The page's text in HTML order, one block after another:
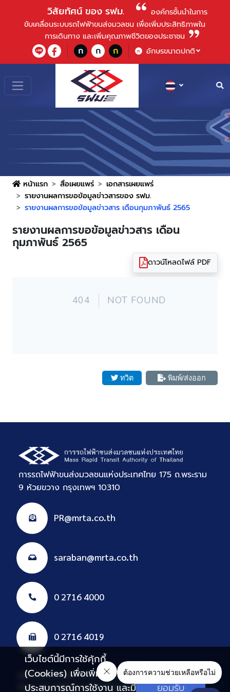
วิสัยทัศน์ ของ รฟม.
องค์กรชั้นนําในการ
ขับเคลื่อนระบบรถไฟฟ้าขนส่งมวลชน เพื่อเพิ่มประสิทธิภาพใน
การเดินทาง และเพิ่มคุณภาพชีวิตของประชาชน
ก ก ก ก อักษรขนาดปกติ
หน้าแรก สื่อเผยแพร่
เอกสารเผยแพร่
รายงานผลการขอข้อมูลข่าวสารของ รฟม.
รายงานผลการขอข้อมูลข่าวสาร เดือนกุมภาพันธ์ 2565
รายงานผลการขอข้อมูลข่าวสาร เดือน
กุมภาพันธ์ 2565
ดาวน์โหลดไฟล์ PDF
ทวิต พิมพ์/ส่งออก
การรถไฟฟ้าขนส่งมวลชนแห่งประเทศไทย 175 ถ.พระราม
9 ห้วยขวาง กรุงเทพฯ 10310
PR@mrta.co.th
saraban@mrta.co.th
0 2716 4000
0 2716 4019
แผนผังเว็บไซต์นโยบายคุ้มครองข้อมูลส่วนบุคคลE-Services
อีเมล รฟม.HRDฝรภ.VPNIntranetทดสอบสมาคมพนักงาน
เว็บไซต์นี้มีการใช้คุ้กกี้
(Cookies) เพื่อเพิ่ม
ประสบการณ์การใช้งาน และมี
ยอมรับ